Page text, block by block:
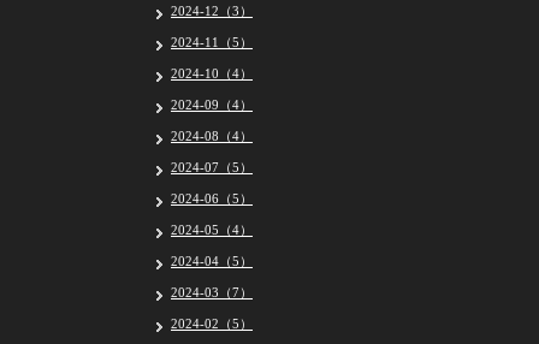
2024-12（3）
2024-11（5）
2024-10（4）
2024-09（4）
2024-08（4）
2024-07（5）
2024-06（5）
2024-05（4）
2024-04（5）
2024-03（7）
2024-02（5）